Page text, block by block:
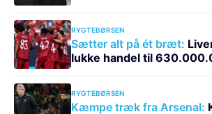
RYGTEBØRSEN
Sætter alt på ét bræt:
lukke handel til
RYGTEBØRSEN
Kæmpe træk fra Arsenal: